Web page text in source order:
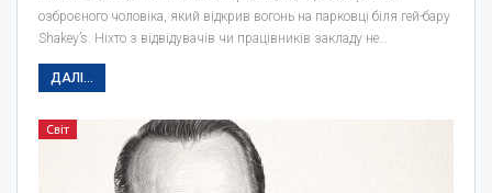
озброєного чоловіка, який відкрив вогонь на парковці біля гей-бару
Shakey’s. Ніхто з відвідувачів чи працівників закладу не…
ДАЛІ...
Світ